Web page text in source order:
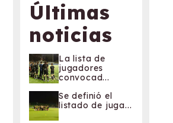
Últimas
noticias
La lista de
jugadores
convocad...
Se definió el
listado de juga...